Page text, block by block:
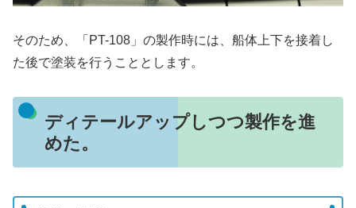
そのため、「PT-108」の製作時には、船体上下を接着し
た後で塗装を行うこととします。
ディテールアップしつつ製作を進
めた。